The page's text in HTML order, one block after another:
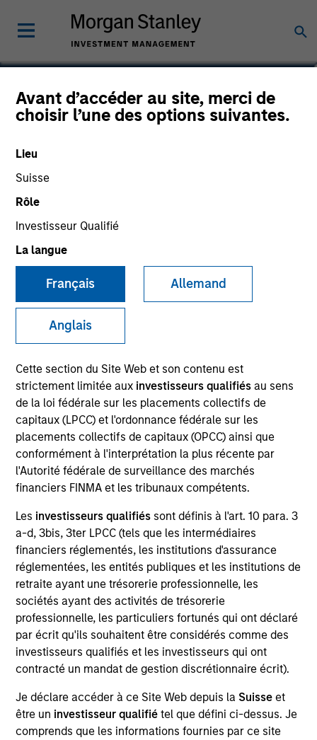
Avant d’accéder au site, merci de
choisir l’une des options suivantes.
Lieu
Suisse
Rôle
Investisseur Qualifié
La langue
Français Allemand
Anglais
Cette section du Site Web et son contenu est
strictement limitée aux investisseurs qualifiésau sens
de la loi fédérale sur les placements collectifs de
capitaux (LPCC) et l'ordonnance fédérale sur les
placements collectifs de capitaux (OPCC) ainsi que
conformément à l'interprétation la plus récente par
l'Autorité fédérale de surveillance des marchés
financiers FINMA et les tribunaux compétents.
Les investisseurs qualifiés sont définis à l'art. 10 para. 3
a-d, 3bis, 3ter LPCC (tels que les intermédiaires
financiers réglementés, les institutions d'assurance
réglementées, les entités publiques et les institutions de
retraite ayant une trésorerie professionnelle, les
sociétés ayant des activités de trésorerie
professionnelle, les particuliers fortunés qui ont déclaré
par écrit qu'ils souhaitent être considérés comme des
investisseurs qualifiés et les investisseurs qui ont
contracté un mandat de gestion discrétionnaire écrit).
Je déclare accéder à ce Site Web depuis la Suisse et
être un investisseur qualifiétel que défini ci-dessus. Je
comprends que les informations fournies par ce site
Emerging Markets Debt
Opportunities Fund
Communication Promotionnelle
Commentaire
Informations clés pour l’investisseur
(KID)
Idées d’investissement
Ressources
Présentation générale
Objectif d’Investissement
Générer des rendements totaux, à savoir un
revenu et une plus-value en capital.
Approche d’investissement
Pour déterminer les investissements du Fonds,
l'équipe de gestion utilise à la fois son processus
fondamental de recherche économique et
politique propre à chaque pays et son système